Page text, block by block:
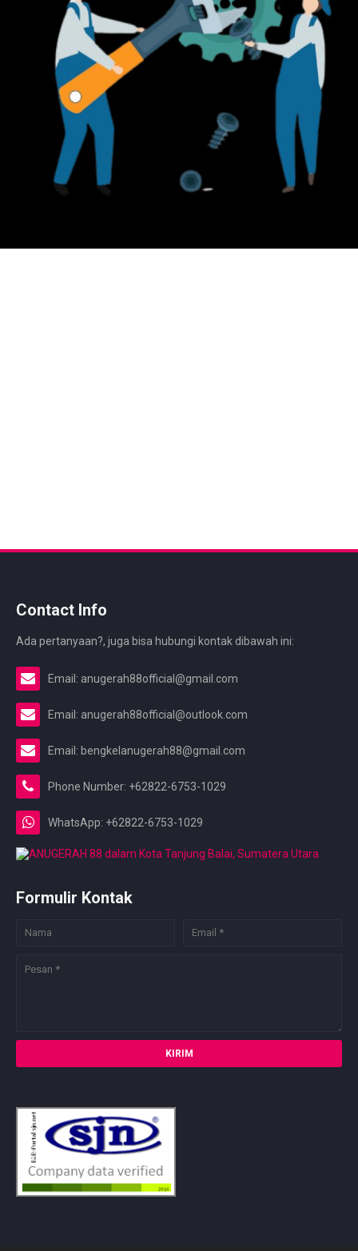
Contact Info
Ada pertanyaan?, juga bisa hubungi kontak dibawah ini:
Email: anugerah88official@gmail.com
Email: anugerah88official@outlook.com
Email: bengkelanugerah88@gmail.com
Phone Number: +62822-6753-1029
WhatsApp: +62822-6753-1029
Formulir Kontak